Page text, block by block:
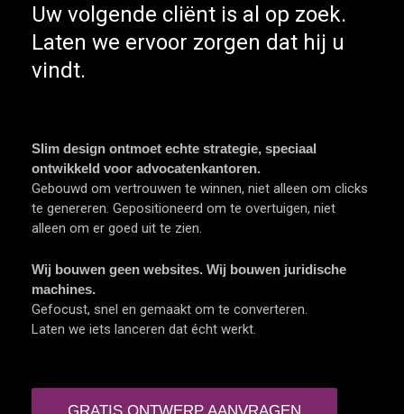
Uw volgende cliënt is al op zoek.
Laten we ervoor zorgen dat hij u
vindt.
Slim design ontmoet echte strategie, speciaal
ontwikkeld voor advocatenkantoren.
Gebouwd om vertrouwen te winnen, niet alleen om clicks
te genereren. Gepositioneerd om te overtuigen, niet
alleen om er goed uit te zien.
Wij bouwen geen websites. Wij bouwen juridische
machines.
Gefocust, snel en gemaakt om te converteren.
Laten we iets lanceren dat écht werkt.
GRATIS ONTWERP AANVRAGEN